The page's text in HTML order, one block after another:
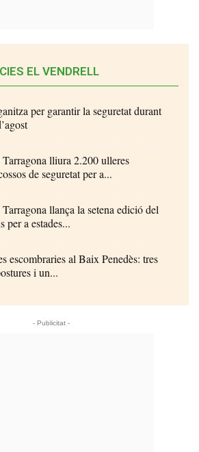
EL VENDRELL
per garantir la seguretat durant
lliura 2.200 ulleres
de seguretat per a...
llança la setena edició del
per a estades...
escombraries al Baix Penedès: tres
i un...
- Publicitat -